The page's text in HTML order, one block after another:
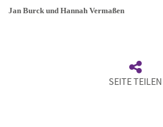
Jan Burck und Hannah Vermaßen
SEITE TEILEN